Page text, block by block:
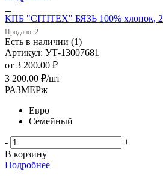
КПБ "CITITEX" БЯЗЬ 100% хлопок,
Продано: 2
Есть в наличии (1)
Артикул: УТ-13007681
от 3 200.00 ₽
3 200.00 ₽/шт
РАЗМЕРж
Евро
Семейный
-
+
В корзину
Подробнее